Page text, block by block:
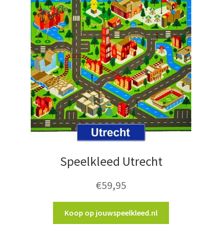
Speelkleed Utrecht
€59,95
Koop op jouwspeelkleed.nl